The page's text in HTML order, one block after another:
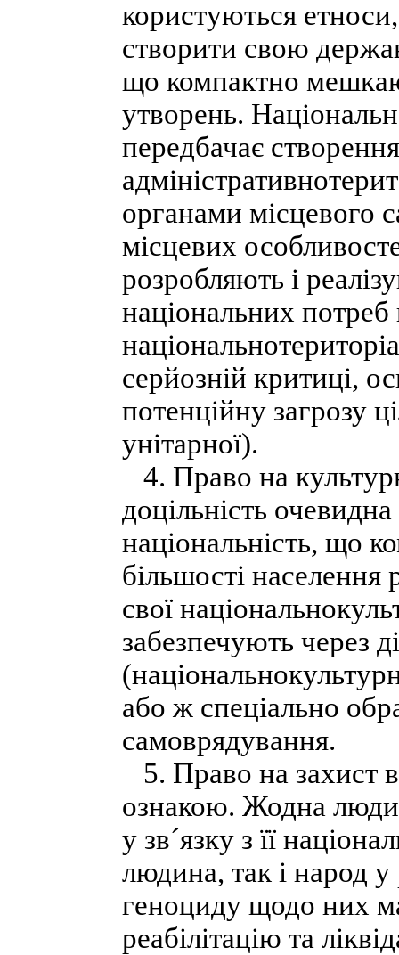
користуються
створити свою
що компактно
утворень.
передбачає
органами місцевого
місцевих
розробляють і
національних
серйозній критиці,
потенційну загрозу
унітарної).
4. Право на
доцільність
національність, що
більшості населення
свої
забезпечують через
або ж спеціально
самоврядування.
5. Право на захист
ознакою. Жодна
у зв´язку з її
людина, так і народ у
геноциду щодо них
реабілітацію та